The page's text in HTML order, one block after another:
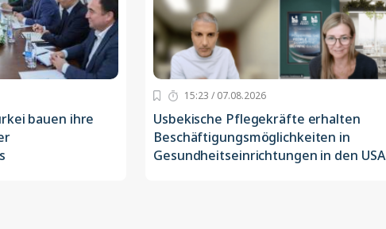
bauen ihre
15:23 / 07.08.2026
Usbekische Pflegekräfte erhalten
Beschäftigungsmöglichkeiten in
Gesundheitseinrichtungen in den USA